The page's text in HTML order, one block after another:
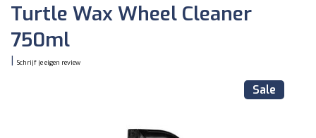
Turtle Wax Wheel Cleaner
750ml
Schrijf je eigen review
Sale